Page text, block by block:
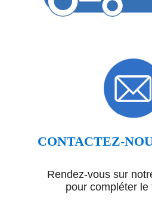
CONTACTEZ-
Rendez-vous sur
pour compléter le